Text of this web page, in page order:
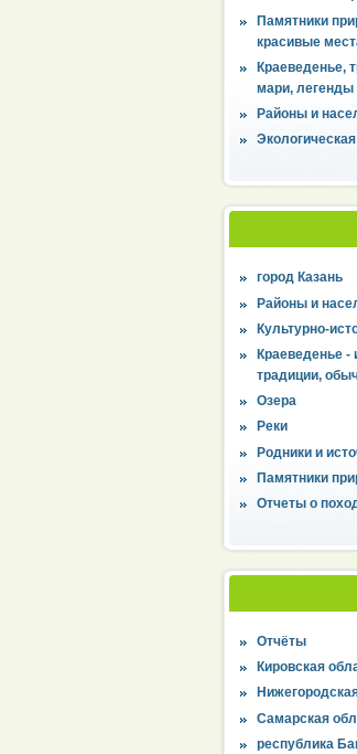
Памятники
красивые
Краеведенье,
мари, легенды
Районы и
город Казань
Районы и
Культурно-
Краеведенье -
традиции,
Озера
Реки
Родники и
Памятники
Отчеты о
Отчёты
Кировская
Самарская
республика